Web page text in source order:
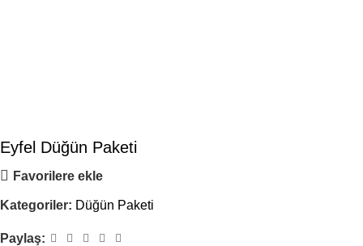
Eyfel Düğün Paketi
Favorilere ekle
Kategoriler: Düğün Paketi
Paylaş: